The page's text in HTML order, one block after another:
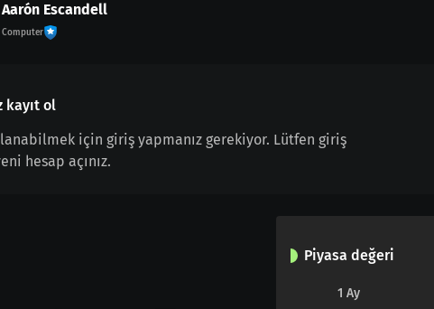
Aarón Escandell
Computer
kayıt ol
için giriş yapmanız gerekiyor. Lütfen giriş
hesap açınız.
Piyasa değeri
1 Ay